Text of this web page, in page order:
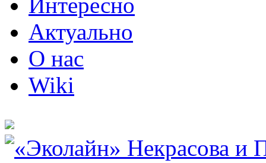
Актуально
О нас
Wiki